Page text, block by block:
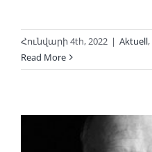
Հունվարի 4th, 2022 | Aktuell,
Read More